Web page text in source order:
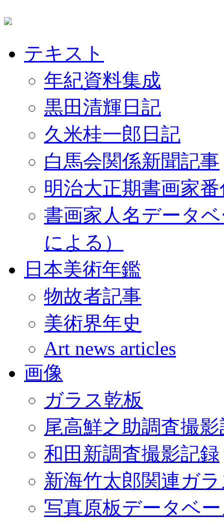
テキスト
年紀資料集成
黒田清輝日記
久米桂一郎日記
白馬会関係新聞記事
明治大正期書画家
書画家人名データ
による）
日本美術年鑑
物故者記事
美術界年史
Art news articles
画像
ガラス乾板
尾高鮮之助調査撮
和田新調査撮影記録
新海竹太郎関連ガ
写真原板データベ